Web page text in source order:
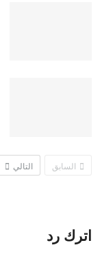
السابق التالي
اترك رد